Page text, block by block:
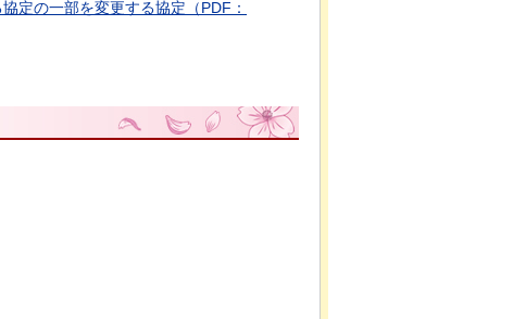
定の一部を変更する協定（PDF：